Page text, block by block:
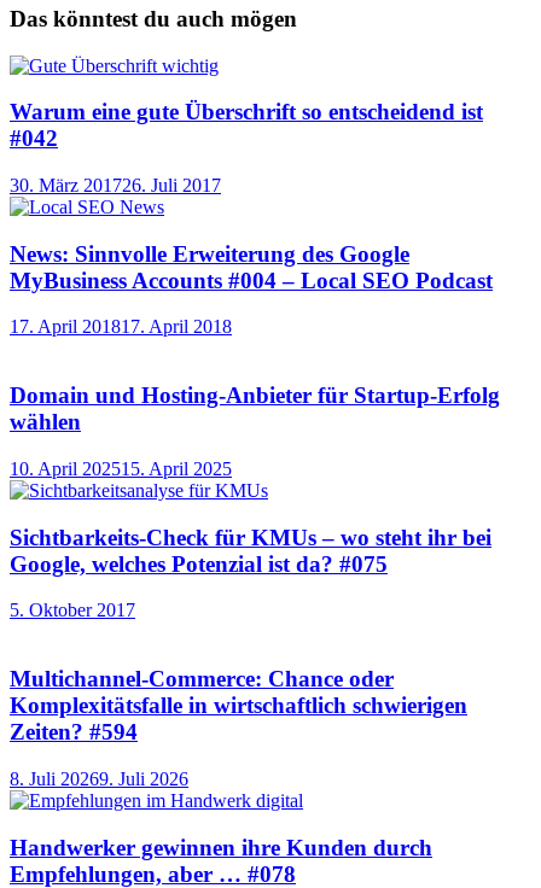
Das könntest du auch mögen
Warum eine gute Überschrift so entscheidend ist
#042
30. März 201726. Juli 2017
News: Sinnvolle Erweiterung des Google
MyBusiness Accounts #004 – Local SEO Podcast
17. April 201817. April 2018
Domain und Hosting-Anbieter für Startup-Erfolg
wählen
10. April 202515. April 2025
Sichtbarkeits-Check für KMUs – wo steht ihr bei
Google, welches Potenzial ist da? #075
5. Oktober 2017
Multichannel-Commerce: Chance oder
Komplexitätsfalle in wirtschaftlich schwierigen
Zeiten? #594
8. Juli 20269. Juli 2026
Handwerker gewinnen ihre Kunden durch
Empfehlungen, aber … #078